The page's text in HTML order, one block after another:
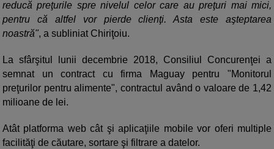
reducă preţurile spre nivelul celor care au preţuri mai mici,
pentru că altfel vor pierde clienţi. Asta este aşteptarea
noastră", a subliniat Chiriţoiu.
La sfârşitul lunii decembrie 2018, Consiliul Concurenţei a
semnat un contract cu firma Maguay pentru "Monitorul
preţurilor pentru alimente", contractul având o valoare de 1,42
milioane de lei.
Atât platforma web cât şi aplicaţiile mobile vor oferi multiple
facilităţi de căutare, sortare şi filtrare a datelor.